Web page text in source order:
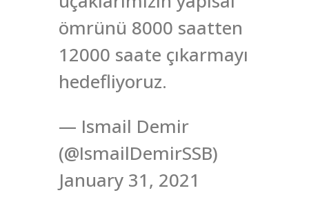
ömrünü 8000 saatten
12000 saate çıkarmayı
hedefliyoruz.
— Ismail Demir
(@IsmailDemirSSB)
January 31, 2021